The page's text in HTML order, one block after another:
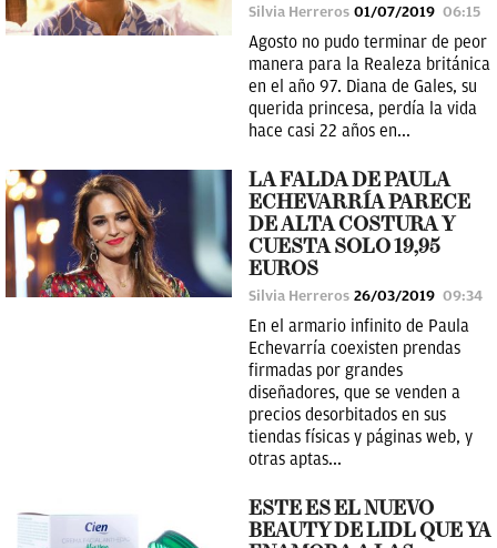
Silvia Herreros 01/07/2019 06:15
Agosto no pudo terminar de peor
manera para la Realeza británica
en el año 97. Diana de Gales, su
querida princesa, perdía la vida
hace casi 22 años en...
LA FALDA DE PAULA
ECHEVARRÍA PARECE
DE ALTA COSTURA Y
CUESTA SOLO 19,95
EUROS
Silvia Herreros 26/03/2019 09:34
En el armario infinito de Paula
Echevarría coexisten prendas
firmadas por grandes
diseñadores, que se venden a
precios desorbitados en sus
tiendas físicas y páginas web, y
otras aptas...
ESTE ES EL NUEVO
BEAUTY DE LIDL QUE YA